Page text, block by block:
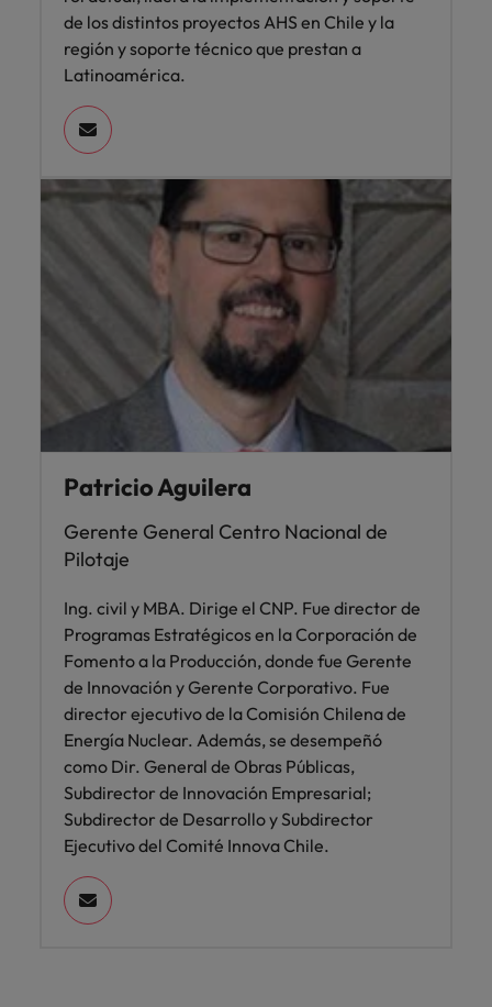
de los distintos proyectos AHS en Chile y la
región y soporte técnico que prestan a
Latinoamérica.
Patricio Aguilera
Gerente General Centro Nacional de
Pilotaje
Ing. civil y MBA. Dirige el CNP. Fue director de
Programas Estratégicos en la Corporación de
Fomento a la Producción, donde fue Gerente
de Innovación y Gerente Corporativo. Fue
director ejecutivo de la Comisión Chilena de
Energía Nuclear. Además, se desempeñó
como Dir. General de Obras Públicas,
Subdirector de Innovación Empresarial;
Subdirector de Desarrollo y Subdirector
Ejecutivo del Comité Innova Chile.